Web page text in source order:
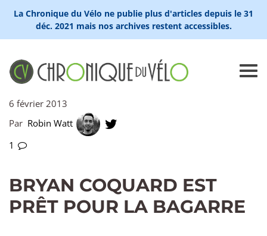
La Chronique du Vélo ne publie plus d'articles depuis le 31
déc. 2021 mais nos archives restent accessibles.
6 février 2013
Par Robin Watt
1
BRYAN COQUARD EST
PRÊT POUR LA BAGARRE